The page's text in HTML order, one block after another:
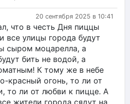
20 сентября 2025 в 10:41
что в честь Дня пиццы
все улицы города будут
сыром моцарелла, а
бить не водой, а
К тому же в небе
красный огонь, то ли от
то ли от любви к пицце. А
жители города сядут на